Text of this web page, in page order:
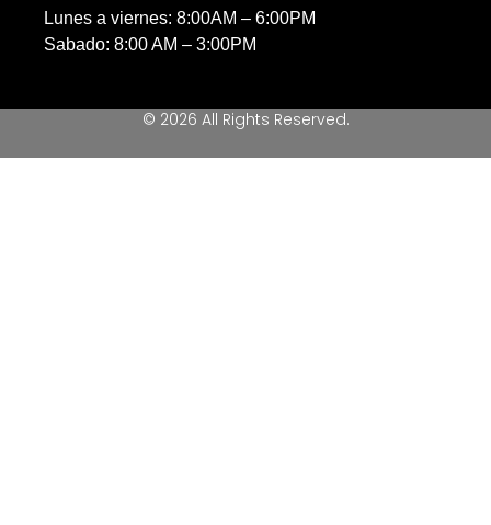
Lunes a viernes: 8:00AM – 6:00PM
Sabado: 8:00 AM – 3:00PM
© 2026 All Rights Reserved.